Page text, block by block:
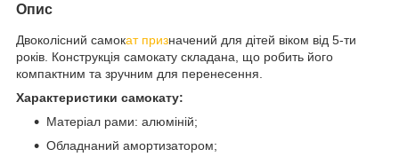
Опис
Двоколісний самокат призначений для дітей віком від 5-ти
років. Конструкція самокату складана, що робить його
компактним та зручним для перенесення.
Характеристики самокату:
Матеріал рами: алюміній;
Обладнаний амортизатором;